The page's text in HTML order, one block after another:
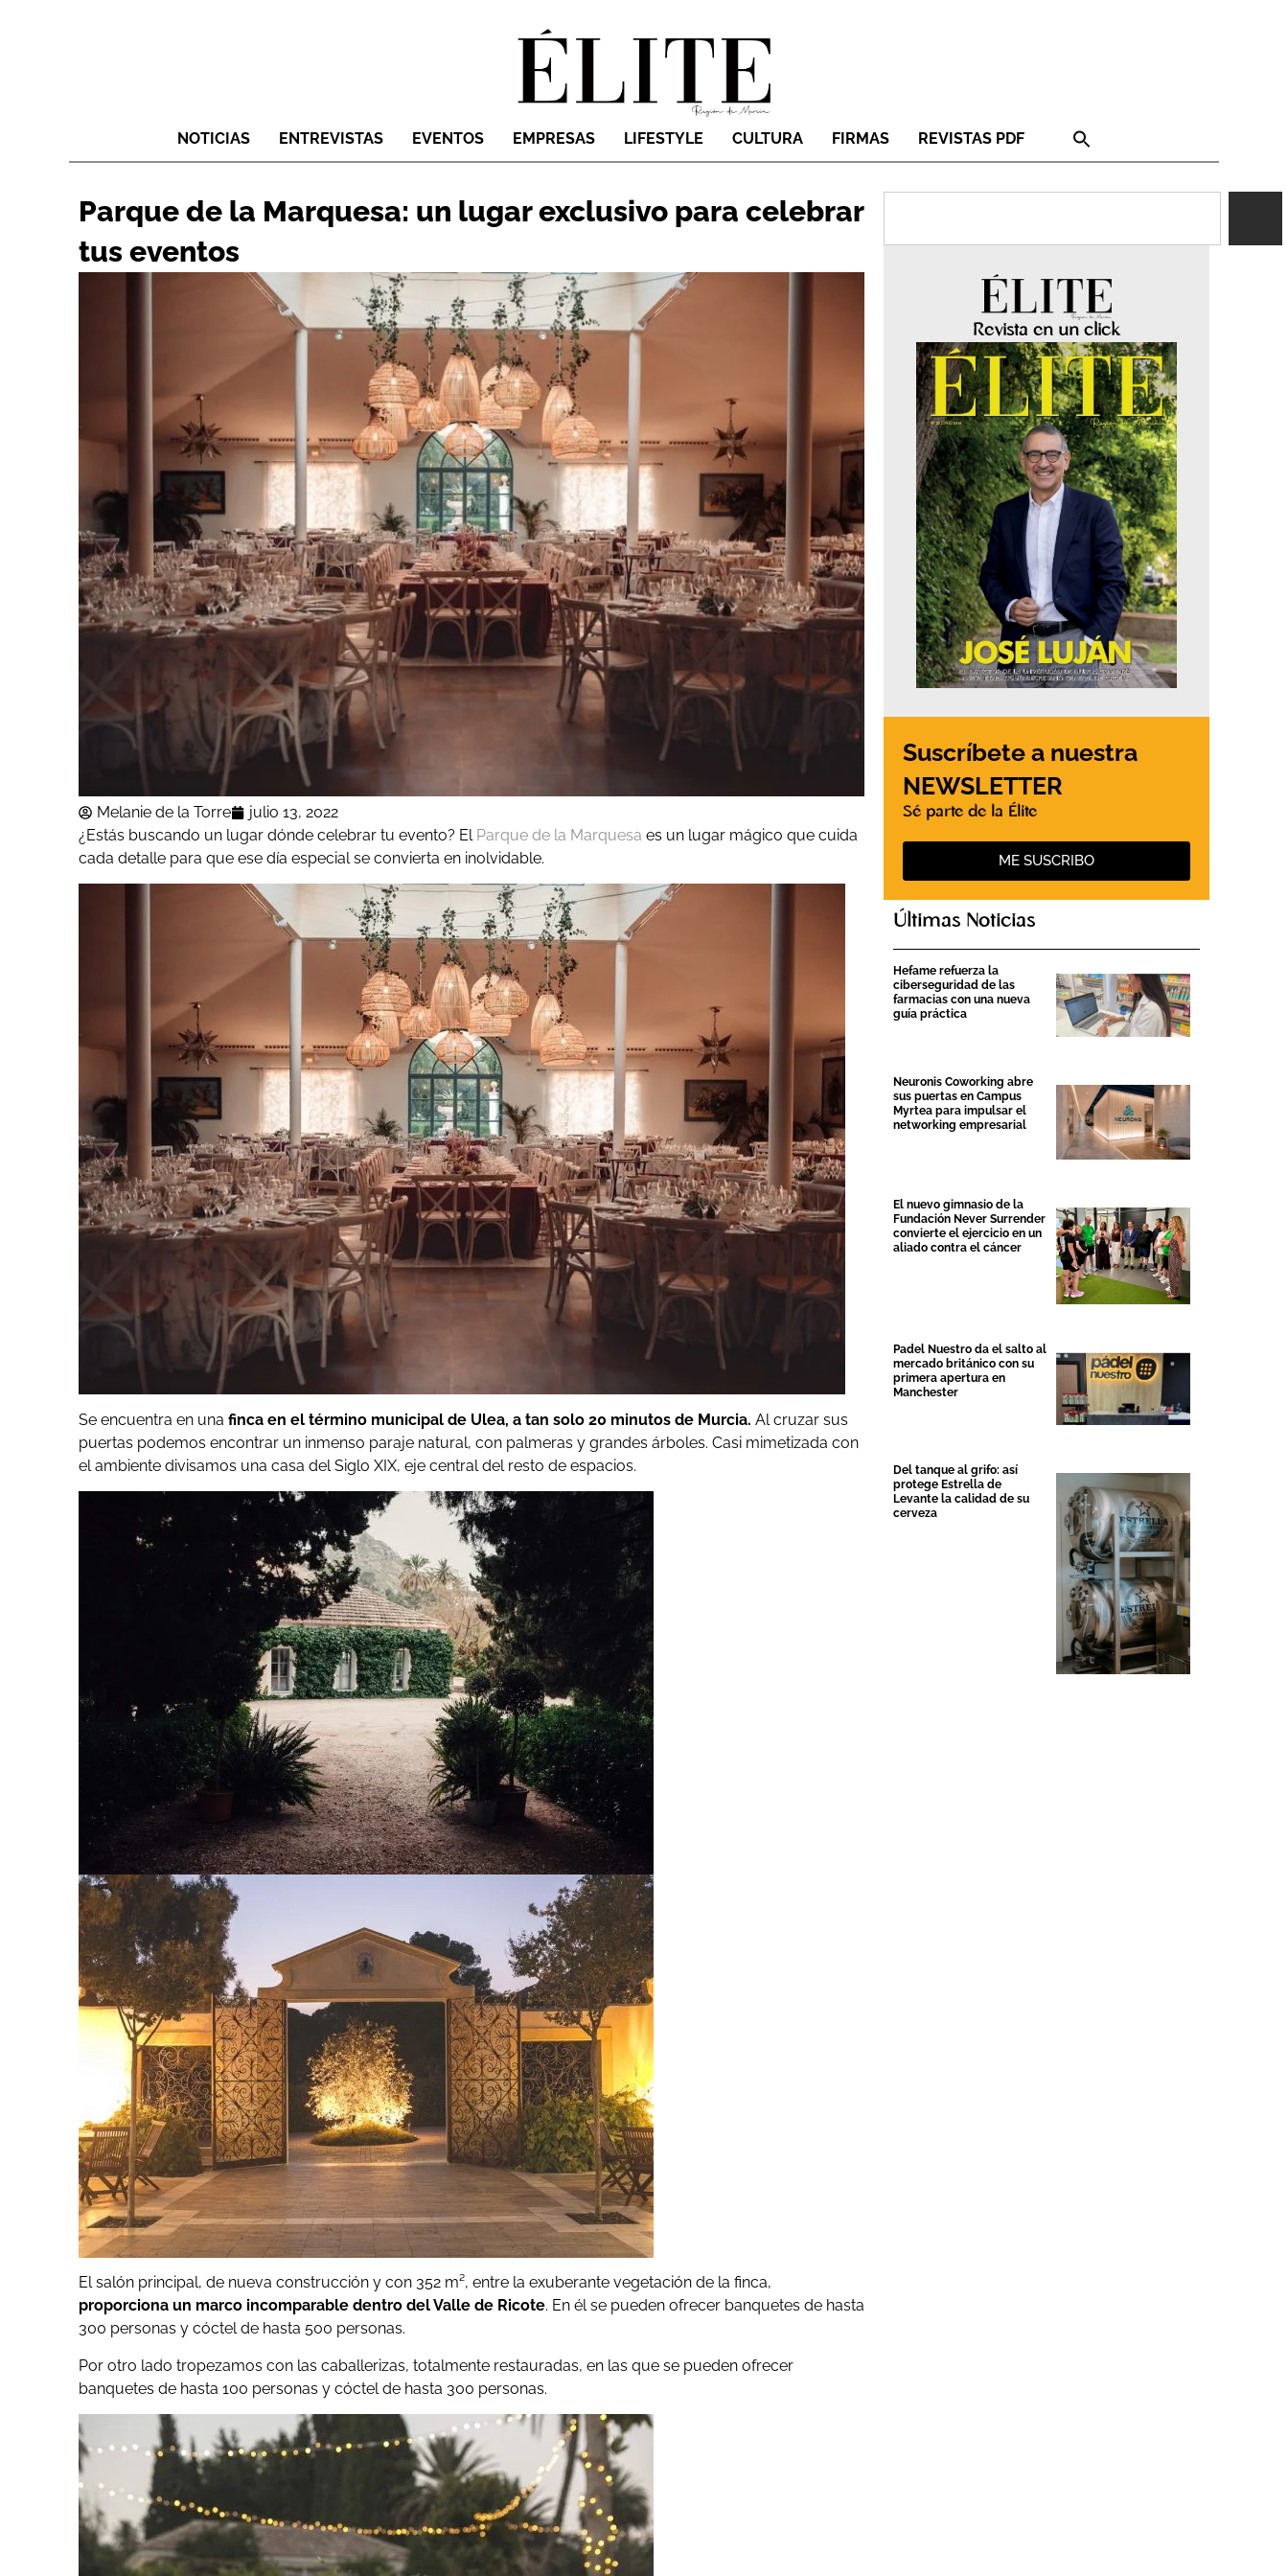
NOTICIAS ENTREVISTAS EVENTOS EMPRESAS LIFESTYLE CULTURA FIRMAS REVISTAS PDF
Parque de la Marquesa: un lugar exclusivo para celebrar
tus eventos
Melanie de la Torre
julio 13, 2022
¿Estás buscando un lugar dónde celebrar tu evento? El Parque de la Marquesa es un lugar mágico que cuida
cada detalle para que ese día especial se convierta en inolvidable.
Se encuentra en una finca en el término municipal de Ulea, a tan solo 20 minutos de Murcia. Al cruzar sus
puertas podemos encontrar un inmenso paraje natural, con palmeras y grandes árboles. Casi mimetizada con
el ambiente divisamos una casa del Siglo XIX, eje central del resto de espacios.
El salón principal, de nueva construcción y con 352 m², entre la exuberante vegetación de la finca,
proporciona un marco incomparable dentro del Valle de Ricote. En él se pueden ofrecer banquetes de hasta
300 personas y cóctel de hasta 500 personas.
Por otro lado tropezamos con las caballerizas, totalmente restauradas, en las que se pueden ofrecer
banquetes de hasta 100 personas y cóctel de hasta 300 personas.
Revista en un click
Suscríbete a nuestra
NEWSLETTER
Sé parte de la Élite
ME SUSCRIBO
Últimas Noticias
Hefame refuerza la
ciberseguridad de las
farmacias con una nueva
guía práctica
Neuronis Coworking abre
sus puertas en Campus
Myrtea para impulsar el
networking empresarial
El nuevo gimnasio de la
Fundación Never Surrender
convierte el ejercicio en un
aliado contra el cáncer
Padel Nuestro da el salto al
mercado británico con su
primera apertura en
Manchester
Del tanque al grifo: así
protege Estrella de
Levante la calidad de su
cerveza